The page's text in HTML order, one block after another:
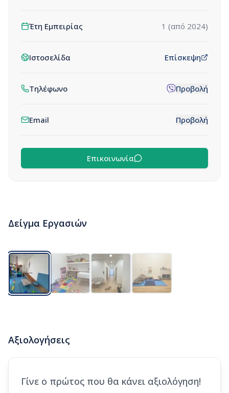
Έτη Εμπειρίας 1 (από 2024)
Ιστοσελίδα Επίσκεψη
Τηλέφωνο Προβολή
Email Προβολή
Επικοινωνία
Δείγμα Εργασιών
Αξιολογήσεις
Γίνε ο πρώτος που θα κάνει αξιολόγηση!